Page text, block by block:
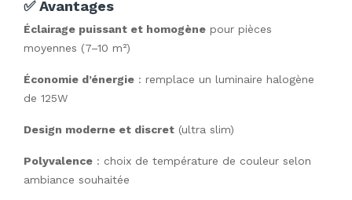
✅ Avantages
Éclairage puissant et homogène pour pièces
moyennes (7–10 m²)
Économie d’énergie : remplace un luminaire halogène
de 125W
Design moderne et discret (ultra slim)
Polyvalence : choix de température de couleur selon
ambiance souhaitée